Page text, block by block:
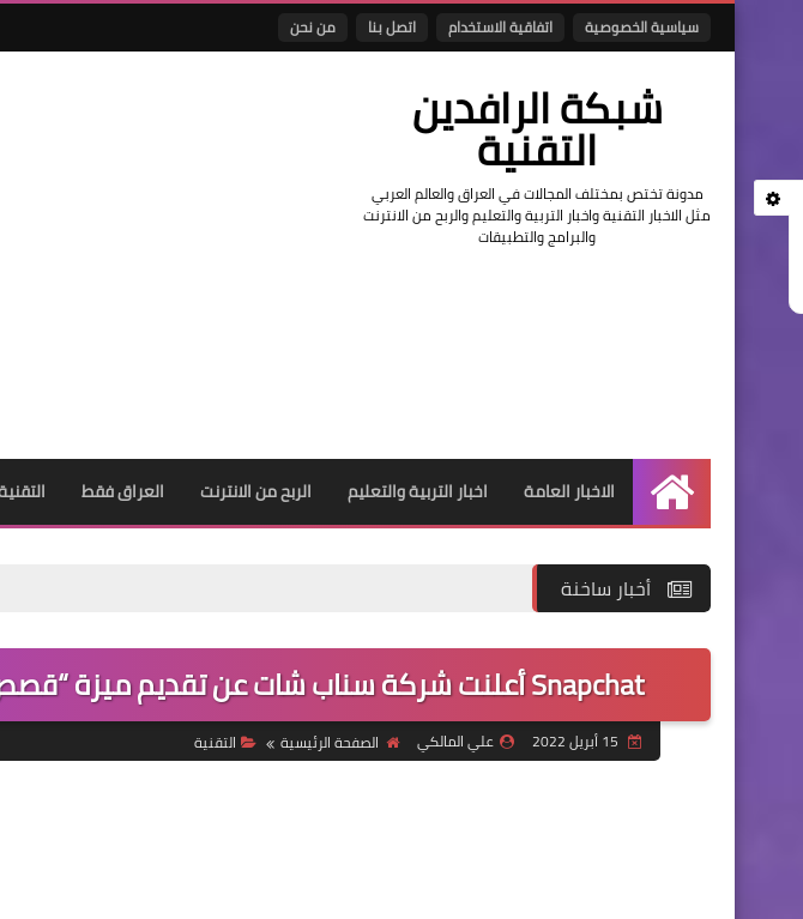
سياسية الخصوصية اتفاقية الاستخدام اتصل بنا من نحن
شبكة الرافدين
التقنية
مدونة تختص بمختلف المجالات في العراق والعالم العربي
مثل الاخبار التقنية واخبار التربية والتعليم والربح من الانترنت
والبرامج والتطبيقات
الرئيسية
الاخبار العامة اخبار التربية والتعليم الربح من الانترنت العراق فقط
أخبار ساخنة
Snapchat أعلنت شركة سناب شات عن تقديم ميزة “قصص ديناميكية” جديدة
علي المالكي الصفحة الرئيسية التقنية